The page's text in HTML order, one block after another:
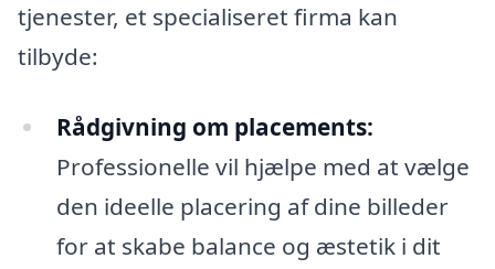
tjenester, et specialiseret firma kan
tilbyde:
Rådgivning om placements:
Professionelle vil hjælpe med at vælge
den ideelle placering af dine billeder
for at skabe balance og æstetik i dit